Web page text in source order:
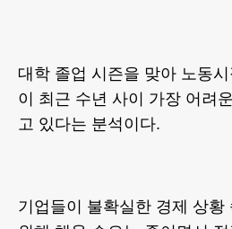
대학 졸업 시즌을 맞아 노동
이 최근 수년 사이 가장 어려
고 있다는 분석이다.
기업들이 불확실한 경제 상황